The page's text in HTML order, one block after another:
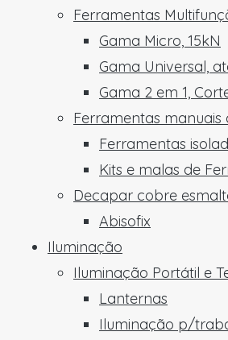
Ferramentas
Gama Micro, 15kN
Gama Universal,
Gama 2 em 1,
Ferramentas manuais
Ferramentas
Kits e malas de
Decapar cobre
Abisofix
Iluminação
Iluminação Portátil e
Lanternas
Iluminação p/